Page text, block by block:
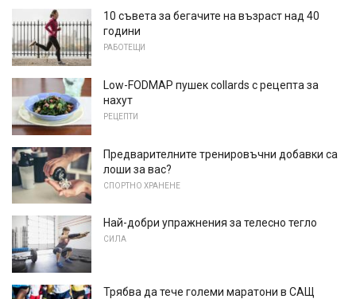
10 съвета за бегачите на възраст над 40
години
РАБОТЕЩИ
Low-FODMAP пушек collards с рецепта за
нахут
РЕЦЕПТИ
Предварителните тренировъчни добавки са
лоши за вас?
СПОРТНО ХРАНЕНЕ
Най-добри упражнения за телесно тегло
СИЛА
Трябва да тече големи маратони в САЩ